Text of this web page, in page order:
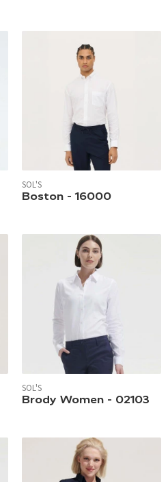
SOL'S
Boston - 16000
SOL'S
Brody Women - 02103